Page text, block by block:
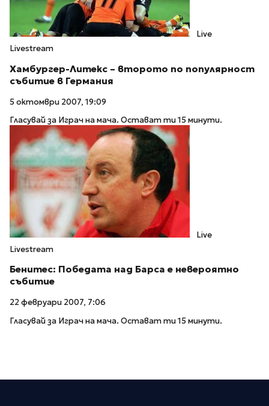
Live
Livestream
Хамбургер-Литекс – второто по популярност
събитие в Германия
5 октомври 2007, 19:09
Гласувай за Играч на мача. Остават ти 15 минути.
Live
Livestream
Бенитес: Победата над Барса е невероятно
събитие
22 февруари 2007, 7:06
Гласувай за Играч на мача. Остават ти 15 минути.